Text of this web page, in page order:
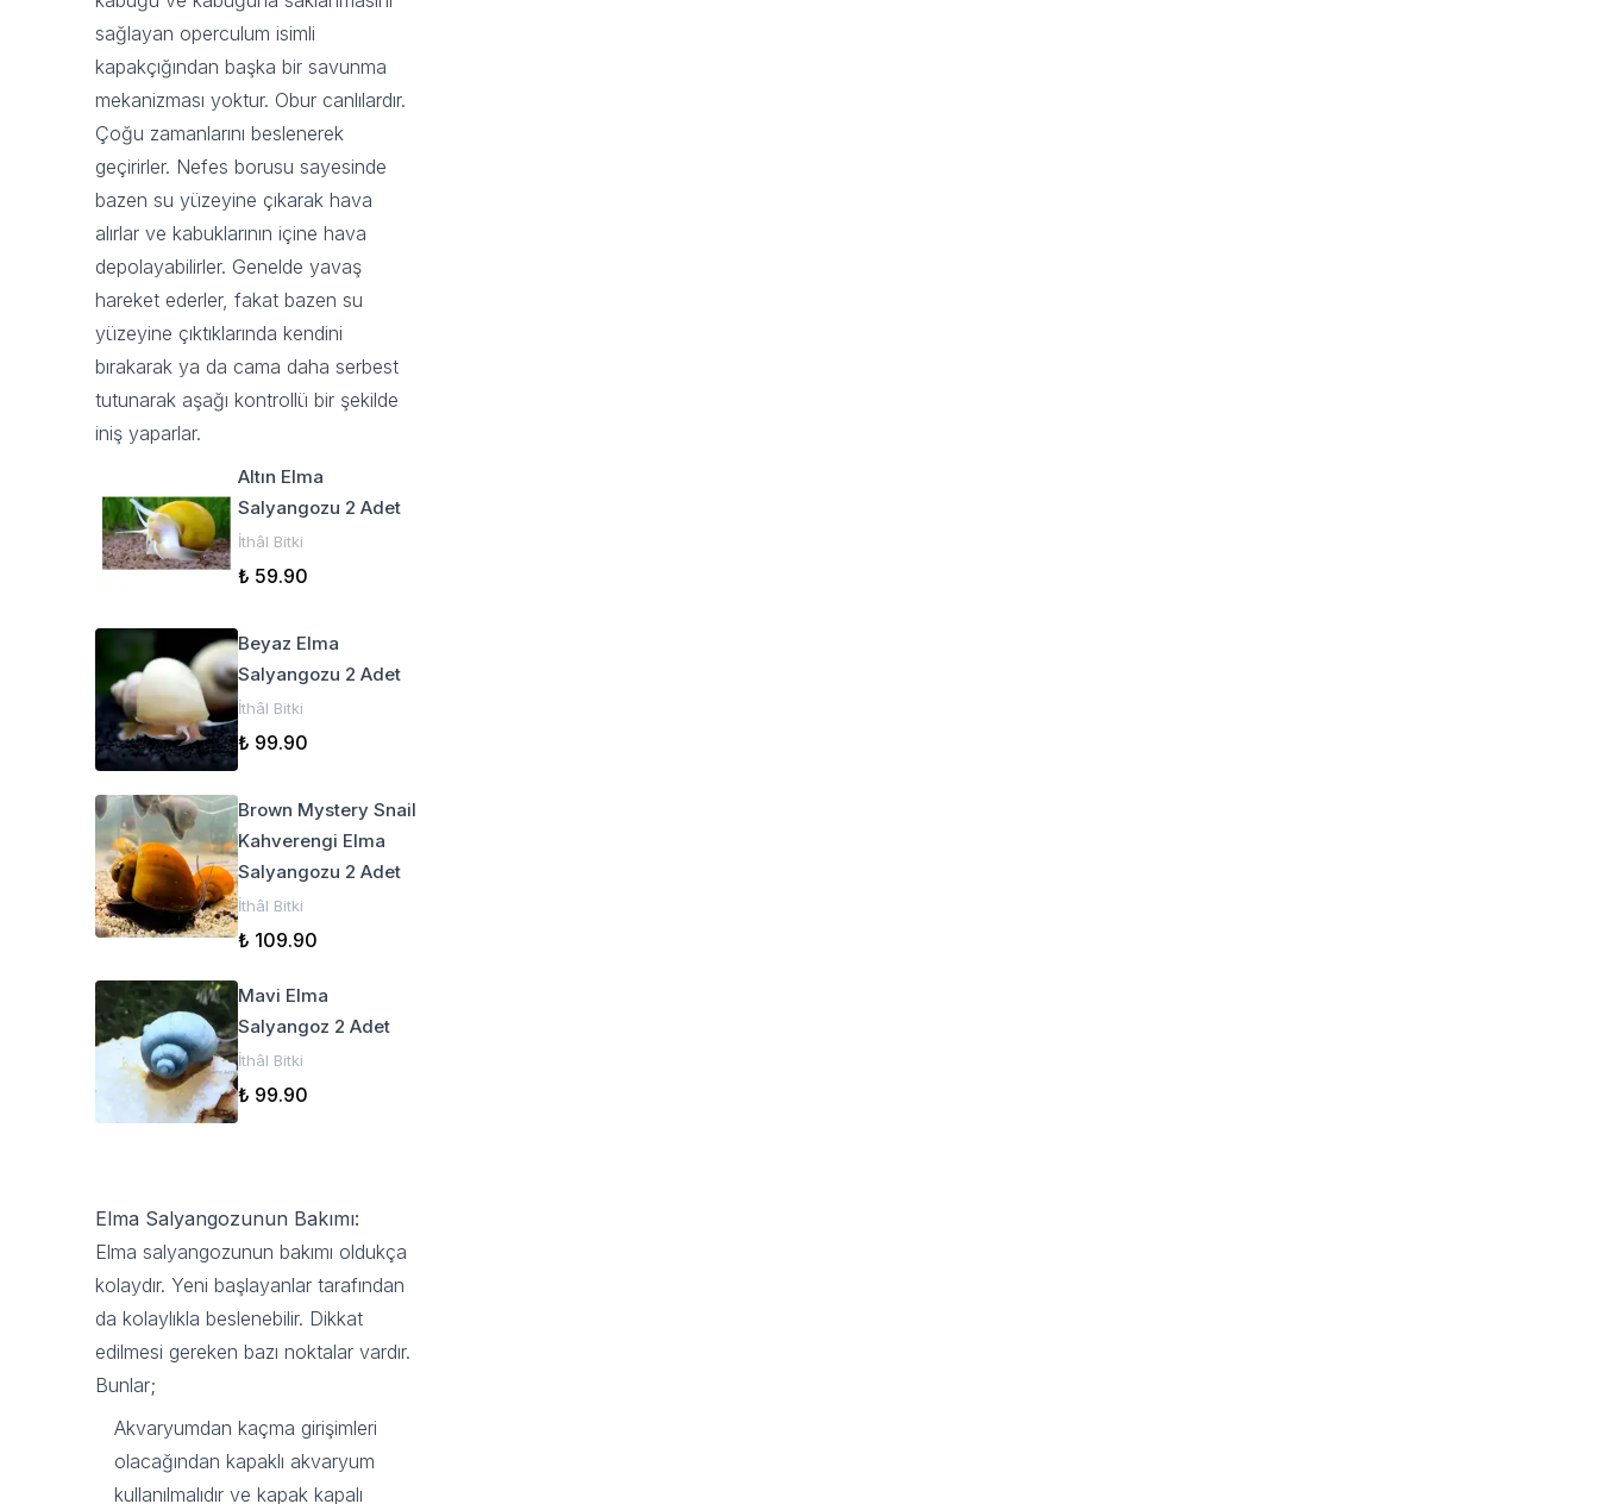
sağlayan operculum isimli
kapakçığından başka bir savunma
mekanizması yoktur. Obur canlılardır.
Çoğu zamanlarını beslenerek
geçirirler. Nefes borusu sayesinde
bazen su yüzeyine çıkarak hava
alırlar ve kabuklarının içine hava
depolayabilirler. Genelde yavaş
hareket ederler, fakat bazen su
yüzeyine çıktıklarında kendini
bırakarak ya da cama daha serbest
tutunarak aşağı kontrollü bir şekilde
iniş yaparlar.
Altın Elma
Salyangozu 2 Adet
İthâl Bitki
₺ 59.90
Beyaz Elma
Salyangozu 2 Adet
İthâl Bitki
₺ 99.90
Brown Mystery Snail
Kahverengi Elma
Salyangozu 2 Adet
İthâl Bitki
₺ 109.90
Mavi Elma
Salyangoz 2 Adet
İthâl Bitki
₺ 99.90
Elma Salyangozunun Bakımı:
Elma salyangozunun bakımı oldukça
kolaydır. Yeni başlayanlar tarafından
da kolaylıkla beslenebilir. Dikkat
edilmesi gereken bazı noktalar vardır.
Bunlar;
Akvaryumdan kaçma girişimleri
olacağından kapaklı akvaryum
kullanılmalıdır ve kapak kapalı